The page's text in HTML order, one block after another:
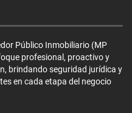
Público Inmobiliario (MP
profesional, proactivo y
brindando seguridad jurídica y
en cada etapa del negocio